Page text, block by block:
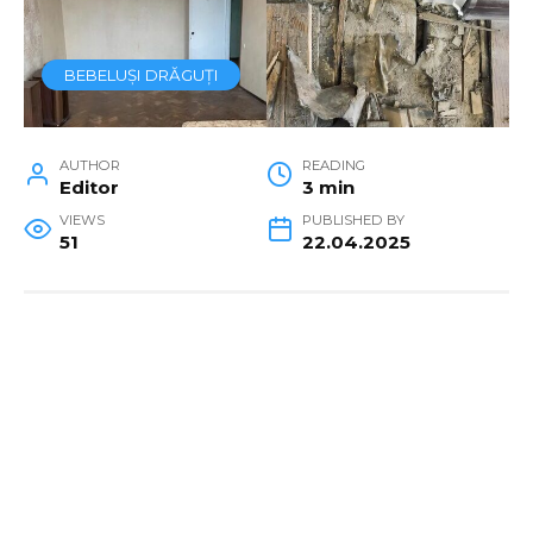
BEBELUȘI DRĂGUȚI
AUTHOR
Editor
READING
3 min
VIEWS
51
PUBLISHED BY
22.04.2025